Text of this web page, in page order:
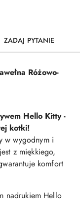
ZADAJ PYTANIE
Różowo-
Hello Kitty -
kotki!
w wygodnym i
z miękkiego,
komfort
nadrukiem Hello